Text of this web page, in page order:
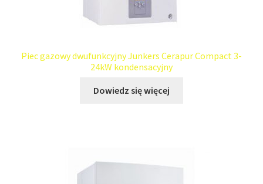
Piec gazowy dwufunkcyjny Junkers Cerapur Compact 3-
24kW kondensacyjny
Dowiedz się więcej